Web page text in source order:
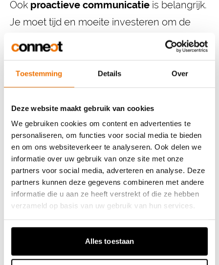
Toestemming Details Over
Deze website maakt gebruik van cookies
We gebruiken cookies om content en advertenties te
personaliseren, om functies voor social media te bieden
en om ons websiteverkeer te analyseren. Ook delen we
informatie over uw gebruik van onze site met onze
partners voor social media, adverteren en analyse. Deze
partners kunnen deze gegevens combineren met andere
informatie die u aan ze heeft verstrekt of die ze hebben
verzameld op basis van uw gebruik van hun services.
Alles toestaan
Ook proactieve communicatie is belangrijk.
Je moet tijd en moeite investeren om de
zwijgende meerderheid te interesseren voor
én mee te nemen in het project. Daarom
brachten we een informatiestroom op gang
via een projectwebsite, maandelijkse
nieuwsbrief en een informatiepunt midden
in het dorp.
Al onze acties en inspanningen kwamen
samen tijdens eengroot en drukbezocht
participatiemoment. We richtten het
moment zo in dat deze interessant was voor
een breed publiek. Dus geen klassieke
participatie-avond, maar een leuke middag
voor jong en oud met muziek, eten en